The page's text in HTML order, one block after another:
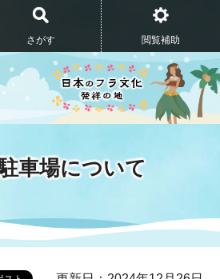
さがす 閲覧補助
車場について